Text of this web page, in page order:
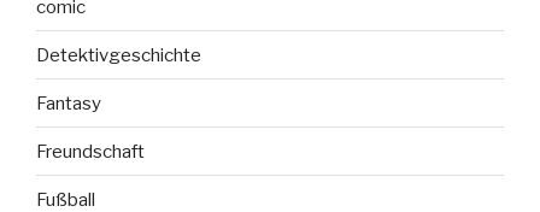
comic
Detektivgeschichte
Fantasy
Freundschaft
Fußball